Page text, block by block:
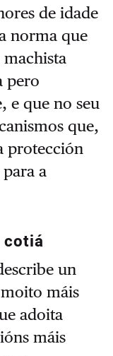
de idade
norma que
machista
pero
e que no seu
que,
protección
a
cotiá
un
máis
adoita
máis